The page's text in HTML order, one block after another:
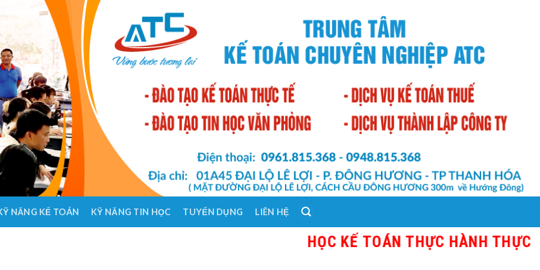
NĂNG KẾ TOÁN KỸ NĂNG TIN HỌC TUYỂN DỤNG LIÊN HỆ
HỌC KẾ TOÁN THỰC HÀNH THỰC